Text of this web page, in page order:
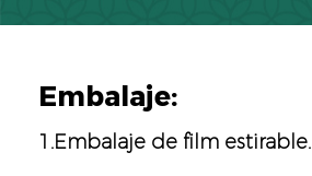
Embalaje:
1.Embalaje de film estirable.